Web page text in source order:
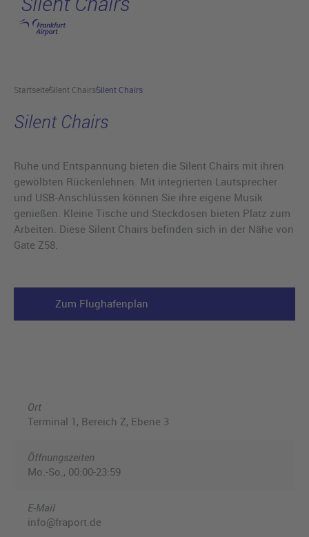
Hauptinhalt anspringen
StartseiteSilent ChairsSilent Chairs
Silent Chairs
Ruhe und Entspannung bieten die Silent Chairs mit ihren
gewölbten Rückenlehnen. Mit integrierten Lautsprecher
und USB-Anschlüssen können Sie ihre eigene Musik
genießen. Kleine Tische und Steckdosen bieten Platz zum
Arbeiten. Diese Silent Chairs befinden sich in der Nähe von
Gate Z58.
Zum Flughafenplan
Ort
Terminal 1, Bereich Z, Ebene 3
Öffnungszeiten
Mo.-So., 00:00-23:59
E-Mail
info@fraport.de